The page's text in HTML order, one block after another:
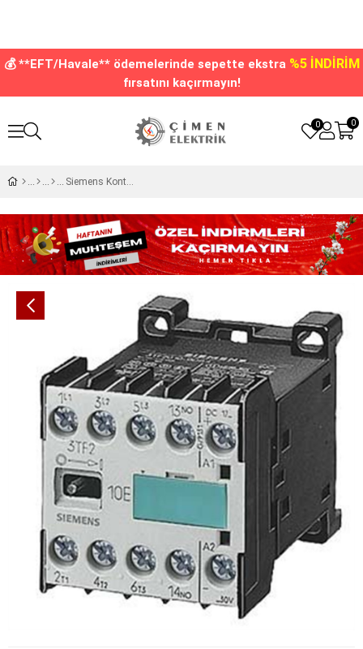
💰 **EFT/Havale** ödemelerinde sepette ekstra %5 İNDİRİM
fırsatını kaçırmayın!
0
0
Siemens Kontaktör 24v 9a Ac 1N0 3TF2010-0AB0